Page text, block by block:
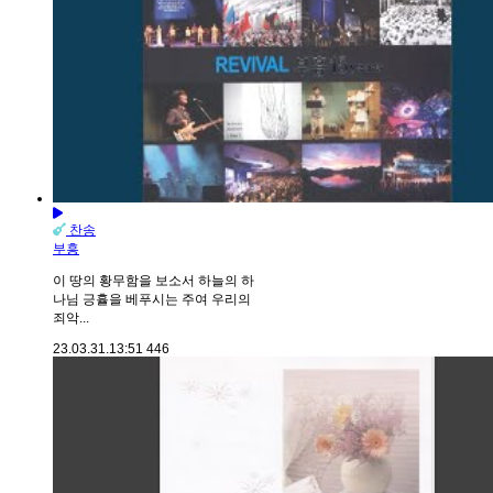
찬송
부흥
이 땅의 황무함을 보소서 하늘의 하
나님 긍휼을 베푸시는 주여 우리의
죄악...
23.03.31.13:51 446